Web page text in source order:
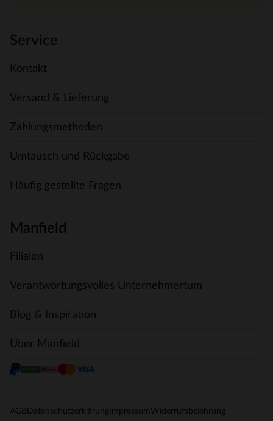
Service
Kontakt
Versand & Lieferung
Zahlungsmethoden
Umtausch und Rückgabe
Häufig gestellte Fragen
Manfield
Filialen
Verantwortungsvolles Unternehmertum
Blog & Inspiration
Über Manfield
AGB Datenschutzerklärung Impressum Widerrufsbelehrung